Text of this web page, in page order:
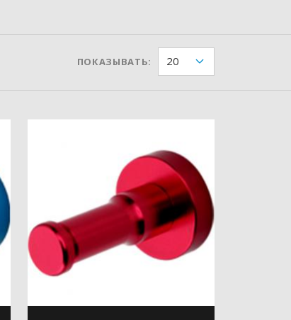
ПОКАЗЫВАТЬ: 20